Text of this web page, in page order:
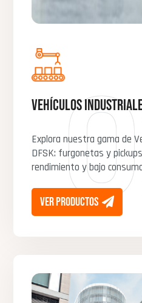
Vehículos
Explora nuestra gama de
DFSK: furgonetas y
rendimiento y bajo
ver productos